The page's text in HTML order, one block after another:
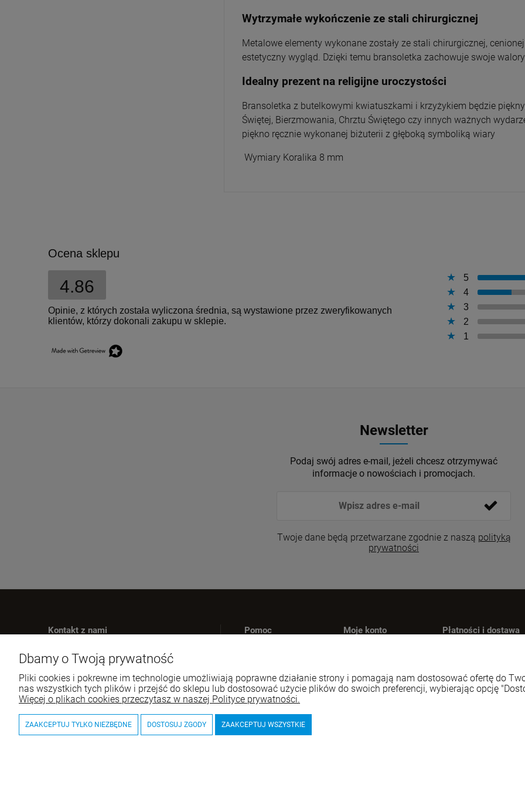
Wytrzymałe wykończenie ze stali chirurgicznej
Metalowe elementy wykonane zostały ze stali chirurgicznej,
estetyczny wygląd. Dzięki temu bransoletka zachowuje swoje
Idealny prezent na religijne uroczystości
Bransoletka z butelkowymi kwiatuszkami i krzyżykiem będzie
Świętej, Bierzmowania, Chrztu Świętego czy innych ważnych
piękno ręcznie wykonanej biżuterii z głęboką symboliką wiary
Wymiary Koralika 8 mm
Ocena sklepu
4.86
Opinie, z których została wyliczona średnia, są wystawione przez zweryfikowanych
klientów, którzy dokonali zakupu w sklepie.
5
4
3
2
1
Newsletter
Podaj swój adres e-mail, jeżeli chcesz otrzymywać
informacje o nowościach i promocjach.
Twoje dane będą przetwarzane zgodnie z naszą polityką
prywatności
Kontakt z nami
Masz pytania?
Zadzwoń lub napisz do nas
Tel.:
+48 516 452 080
E-mail:
kontakt@wiernibogu.pl
Pomoc
Regulamin
Moje konto
Przechowalnia
Płatności i dostawa
Czas realizacji
zamówienia
Dbamy o Twoją prywatność
Pliki cookies i pokrewne im technologie umożliwiają poprawne działanie strony i pomagają nam dostosować ofertę do
nas wszystkich tych plików i przejść do sklepu lub dostosować użycie plików do swoich preferencji, wybierając opcję
Więcej o plikach cookies przeczytasz w naszej Polityce prywatności.
ZAAKCEPTUJ TYLKO NIEZBĘDNE DOSTOSUJ ZGODY ZAAKCEPTUJ WSZYSTKIE